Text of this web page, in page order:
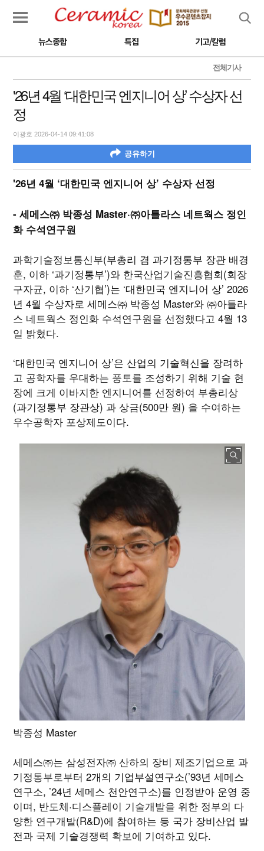
뉴스종합 특집 기고/칼럼
전체기사
'26년 4월 ‘대한민국 엔지니어 상’ 수상자 선
정
이광호 2026-04-14 09:41:08
공유하기
'26년 4월 ‘대한민국 엔지니어 상’ 수상자 선정
- 세메스㈜ 박종성 Master·㈜아틀라스 네트웍스 정인
화 수석연구원
과학기술정보통신부(부총리 겸 과기정통부 장관 배경
훈, 이하 ‘과기정통부’)와 한국산업기술진흥협회(회장
구자균, 이하 ‘산기협’)는 ‘대한민국 엔지니어 상’ 2026
년 4월 수상자로 세메스㈜ 박종성 Master와 ㈜아틀라
스 네트웍스 정인화 수석연구원을 선정했다고 4월 13
일 밝혔다.
‘대한민국 엔지니어 상’은 산업의 기술혁신을 장려하
고 공학자를 우대하는 풍토를 조성하기 위해 기술 현
장에 크게 이바지한 엔지니어를 선정하여 부총리상
(과기정통부 장관상) 과 상금(500만 원) 을 수여하는
우수공학자 포상제도이다.
박종성 Master
세메스㈜는 삼성전자㈜ 산하의 장비 제조기업으로 과
기정통부로부터 2개의 기업부설연구소(’93년 세메스
연구소, ’24년 세메스 천안연구소)를 인정받아 운영 중
이며, 반도체·디스플레이 기술개발을 위한 정부의 다
양한 연구개발(R&D)에 참여하는 등 국가 장비산업 발
전과 국제 기술경쟁력 확보에 기여하고 있다.
검색